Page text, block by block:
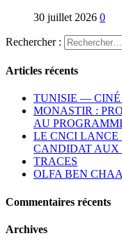
30 juillet 2026 0
Rechercher :
Articles récents
TUNISIE — CINÉ
MONASTIR :
AU
LE CNCI LANCE
CANDIDAT AUX
TRACES
OLFA BEN
Commentaires récents
Archives